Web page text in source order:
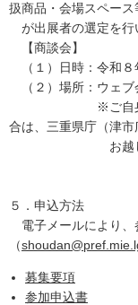
扱商品・会場スペー
が出展者の選定を行
【商談会】
（１）日時：令和８
（２）場所： ウェブ
※ご自身の端末
合は、三重県庁（津
お越しのうえ、
５．申込方法
電子メールにより
（
募集要項
参加申込書